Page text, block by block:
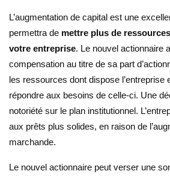
L’augmentation de capital est une
permettra de mettre plus de
votre entreprise. Le nouvel actionnaire
compensation au titre de sa part
les ressources dont dispose l’entreprise
répondre aux besoins de celle-ci. Une
notoriété sur le plan institutionnel.
aux prêts plus solides, en raison de
marchande.
Le nouvel actionnaire peut verser une